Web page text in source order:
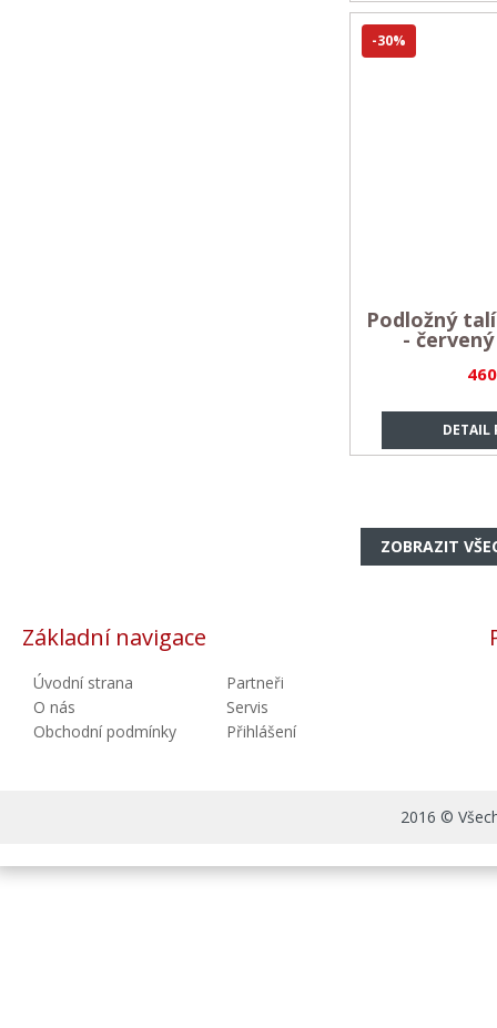
DETAIL
Podložný
-
-30%
ZOBRAZIT
Základní navigace
Úvodní strana
O nás
Obchodní podmínky
Partneři
Servis
Přihlášení
2016 ©